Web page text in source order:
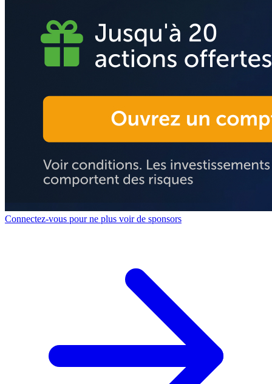
Connectez-vous pour ne plus voir de sponsors